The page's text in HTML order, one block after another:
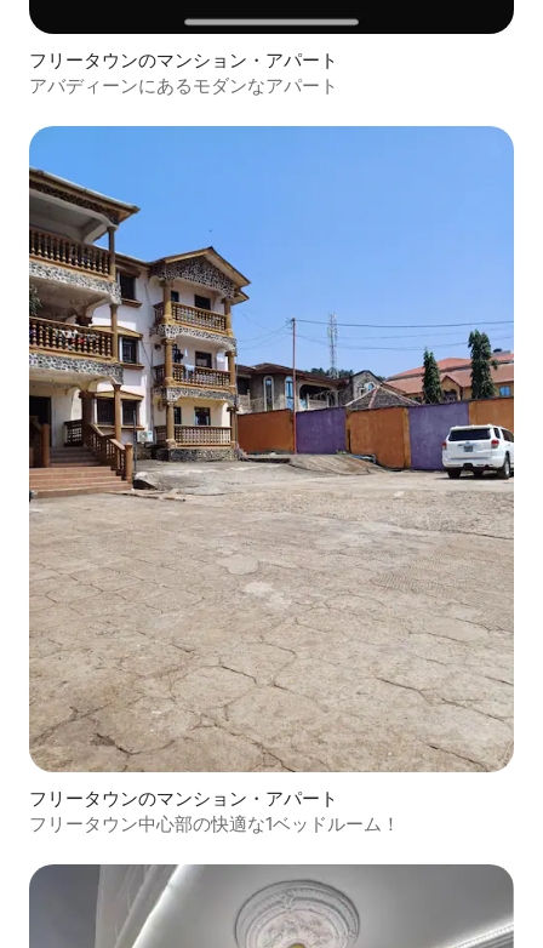
フリータウンのマンション・アパート
アバディーンにあるモダンなアパート
フリータウンのマンション・アパート
フリータウン中心部の快適な1ベッドルーム！